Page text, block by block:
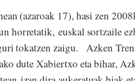
(azaroak 17), hasi zen
horretatik, euskal sortzaile
tokatzen zaigu. Azken
dute Xabiertxo eta bihar,